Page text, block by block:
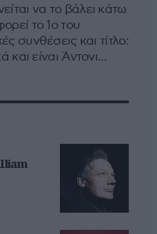
να το βάλει κάτω
το 1ο του
συνθέσεις και τίτλο:
είναι Άντονι...